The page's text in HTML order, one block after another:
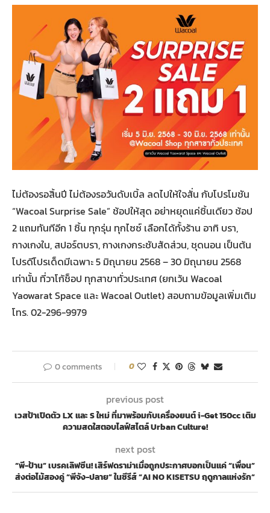
ไม่ต้องรอสิ้นปี ไม่ต้องรอวันดับเบิ้ล ลดไปให้ใจสั่น กับโปรโมชัน
“Wacoal Surprise Sale” ช้อปให้สุด อย่าหยุดแค่ชิ้นเดียว ช้อป
2 แถมทันทีอีก 1 ชิ้น ทุกรุ่น ทุกไซซ์ เลือกได้ทั้งร้าน อาทิ บรา,
กางเกงใน, สปอร์ตบรา, กางเกงกระชับสัดส่วน, ชุดนอน เป็นต้น
โปรดีโปรเด็ดมีเฉพาะ 5 มิถุนายน 2568 – 30 มิถุนายน 2568
เท่านั้น ที่วาโก้ช็อป ทุกสาขาทั่วประเทศ (ยกเว้น Wacoal
Yaowarat Space และ Wacoal Outlet) สอบถามข้อมูลเพิ่มเติม
โทร. 02-296-9979
0 comments 0
previous post
เวสป้าเปิดตัว LX และ S ใหม่ ที่มาพร้อมกับเครื่องยนต์ i-Get 150cc เติม
ความสดใสตอบไลฟ์สไตล์ Urban Culture!
next post
“พี-ป้าน” เบรคเลิฟซีน! เสิร์ฟดราม่าเมื่อถูกประกาศบอกเป็นแค่ “เพื่อน”
ส่งต่อไม้สองคู่ “พีจัง-ปลาย” ในซีรีส์ “AI NO KISETSU ฤดูกาลแห่งรัก”